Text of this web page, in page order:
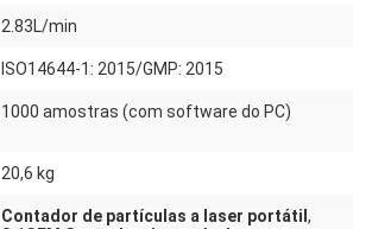
2.83L/min
ISO14644-1: 2015/GMP: 2015
1000 amostras (com software do PC)
20,6 kg
Contador de partículas a laser portátil ,